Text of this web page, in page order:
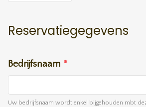
Reservatiegegevens
Bedrijfsnaam *
Uw bedrijfsnaam wordt enkel bijgehouden mbt